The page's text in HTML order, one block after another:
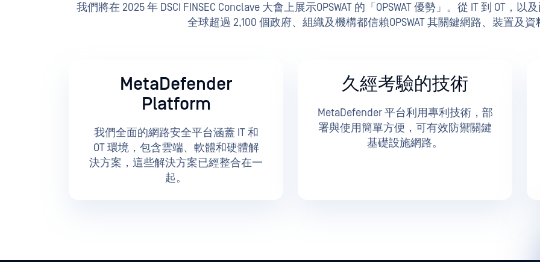
我們將在 2025 年 DSCI FINSEC Conclave 大會上展示OPSWAT 的「OPSWAT 優勢」。從 IT 到 OT，
全球超過 2,100 個政府、組織及機構都信賴OPSWAT 其關鍵網路、裝置及
MetaDefender
Platform
我們全面的網路安全平台涵蓋 IT 和
OT 環境，包含雲端、軟體和硬體解
決方案，這些解決方案已經整合在一
起。
久經考驗的技術
MetaDefender 平台利用專利技術，部
署與使用簡單方便，可有效防禦關鍵
基礎設施網路。